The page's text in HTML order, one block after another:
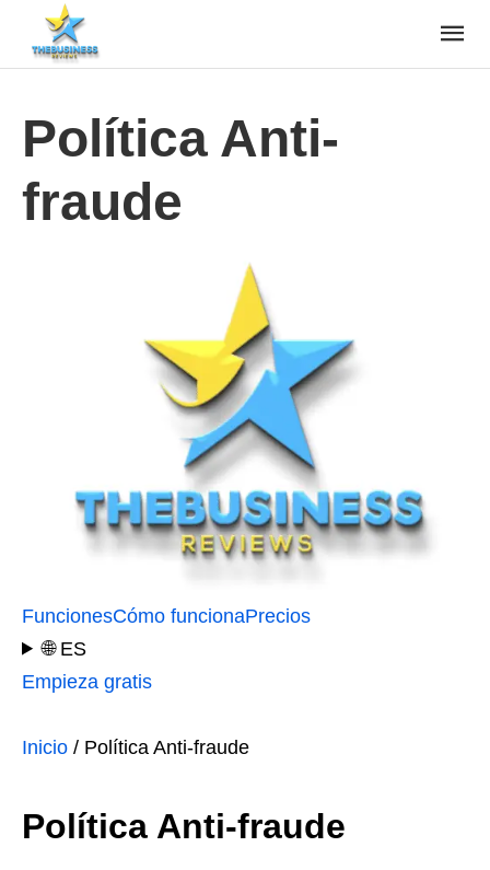
Política Anti-
fraude
FuncionesCómo funcionaPrecios
🌐 ES
Empieza gratis
Inicio / Política Anti-fraude
Política Anti-fraude